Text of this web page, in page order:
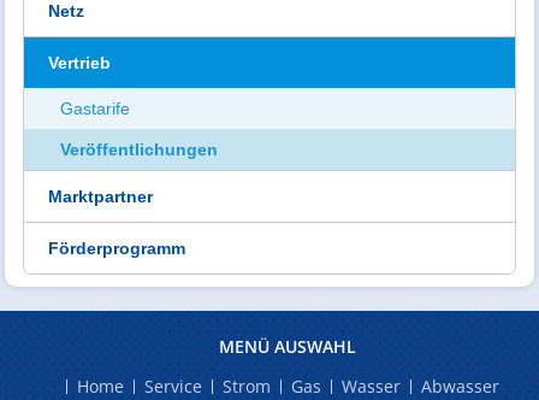
Netz
Vertrieb
Gastarife
Veröffentlichungen
Marktpartner
Förderprogramm
MENÜ AUSWAHL
Home
Service Strom Gas Wasser
Abwasser